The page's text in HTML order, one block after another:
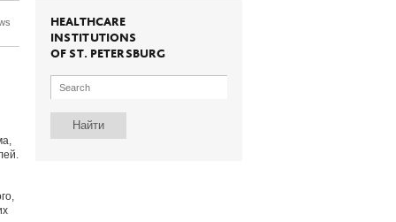
HEALTHCARE
INSTITUTIONS
OF ST. PETERSBURG